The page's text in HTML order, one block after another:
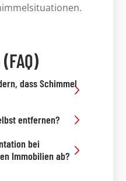
dass Schimmel
entfernen?
bei
Immobilien ab?